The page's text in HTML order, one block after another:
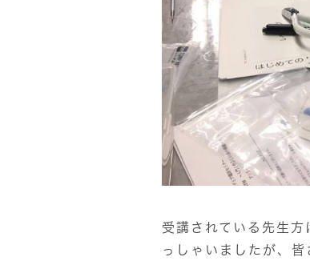
受講されている先生
っしゃいましたが、